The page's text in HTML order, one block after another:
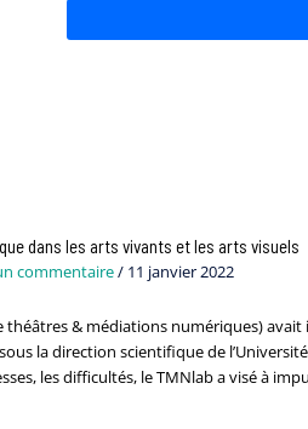
dans les arts vivants et les arts visuels
commentaire/ 11 janvier 2022
& médiations numériques) avait
la direction scientifique de
les difficultés, le TMNlab a visé à